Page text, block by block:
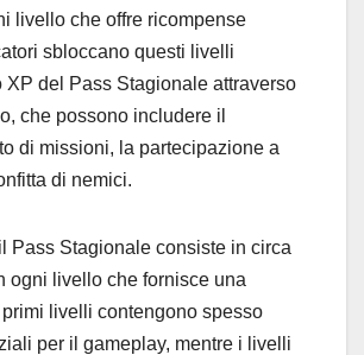
livello che offre ricompense
sbloccano questi livelli
XP del Pass Stagionale attraverso
che possono includere il
di missioni, la partecipazione a
di nemici.
Pass Stagionale consiste in circa
ogni livello che fornisce una
livelli contengono spesso
per il gameplay, mentre i livelli